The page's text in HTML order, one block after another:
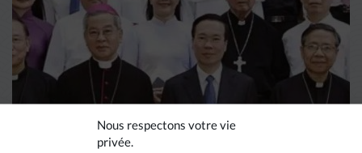
Nous respectons votre vie
privée.